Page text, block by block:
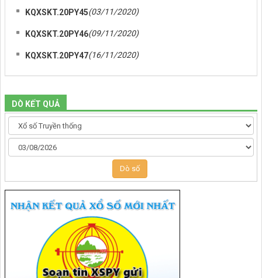
KQXSKT.20PY45(03/11/2020)
KQXSKT.20PY46(09/11/2020)
KQXSKT.20PY47(16/11/2020)
DÒ KẾT QUẢ
Dò số